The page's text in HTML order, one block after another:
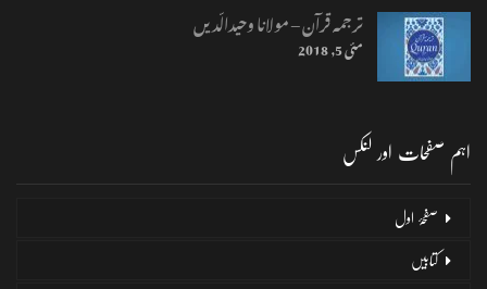
ترجمہ قرآن – مولانا وحیدالّدیں
مئی 5, 2018
اہم صفحات اور لنکس
صفحۂ اول
کتابیں